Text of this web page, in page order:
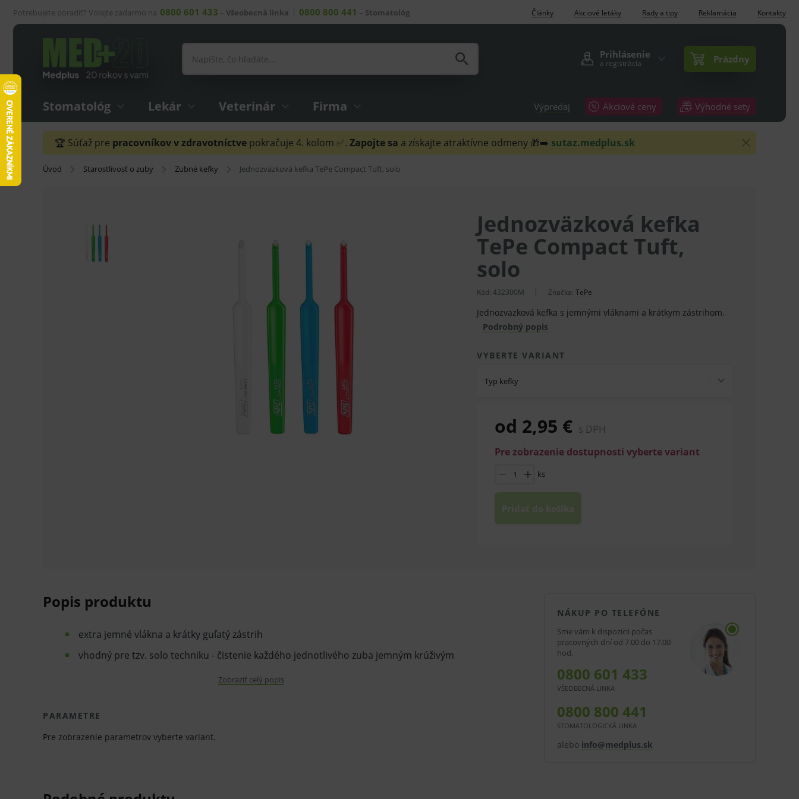
Potrebujete poradiť? Volajte zadarmo na 0800 601 433 – Všeobecná linka 0800 800 441 – Stomatológ Články Akciové letáky Rady a tipy Reklamácia Kontakty
Prihlásenie
a registrácia Prázdny
Stomatológ Lekár Veterinár Firma Výpredaj Akciové ceny Výhodné sety
🏆 Súťaž pre pracovníkov v zdravotníctve pokračuje 4. kolom ✅. Zapojte sa a získajte atraktívne odmeny 🎁➡️ sutaz.medplus.sk
Úvod Starostlivosť o zuby Zubné kefky Jednozväzková kefka TePe Compact Tuft, solo
Jednozväzková kefka
TePe Compact Tuft,
solo
Kód: 432300M Značka: TePe
Jednozväzková kefka s jemnými vláknami a krátkym zástrihom.
Podrobný popis
VYBERTE VARIANT
Typ kefky
od 2,95 € s DPH
Pre zobrazenie dostupnosti vyberte variant
ks
Pridať do košíka
Popis produktu
extra jemné vlákna a krátky guľatý zástrih
vhodný pre tzv. solo techniku - čistenie každého jednotlivého zuba jemným krúživým
jednozväzková kefka sa používa bez zubnej pasty
Zobraziť celý popis
PARAMETRE
Pre zobrazenie parametrov vyberte variant.
NÁKUP PO TELEFÓNE
Sme vám k dispozícii počas
pracovných dní od 7.00 do 17.00
hod.
0800 601 433
VŠEOBECNÁ LINKA
0800 800 441
STOMATOLOGICKÁ LINKA
alebo info@medplus.sk